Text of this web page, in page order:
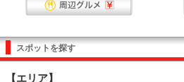
スポットを探す
【エリア】